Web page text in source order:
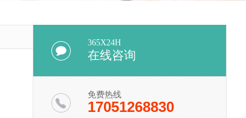
365X24H
在线咨询
免费热线
17051268830